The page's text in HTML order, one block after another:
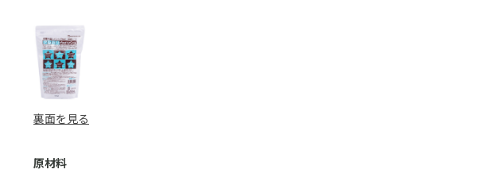
裏面を見る
原材料